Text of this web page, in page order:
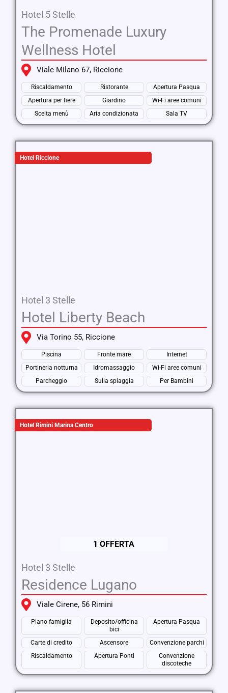
Hotel 5 Stelle
The Promenade Luxury
Wellness Hotel
Viale Milano 67, Riccione
Riscaldamento Ristorante
Apertura Pasqua
Apertura per fiere
Giardino
Wi-Fi aree comuni
Scelta menù
Aria condizionata Sala TV
Hotel Riccione
Hotel 3 Stelle
Hotel Liberty Beach
Via Torino 55, Riccione
Piscina Fronte mare
Internet
Portineria notturna
Idromassaggio
Wi-Fi aree comuni
Parcheggio
Sulla spiaggia Per Bambini
1 OFFERTA
Hotel Rimini Marina Centro
Hotel 3 Stelle
Residence Lugano
Viale Cirene, 56 Rimini
Piano famiglia
Deposito/officina
bici
Apertura Pasqua
Carte di credito Ascensore
Convenzione parchi
Riscaldamento
Apertura Ponti
Convenzione
discoteche